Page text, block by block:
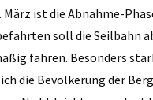
März ist die Abnahme-
soll die Seilbahn
fahren. Besonders
die Bevölkerung der